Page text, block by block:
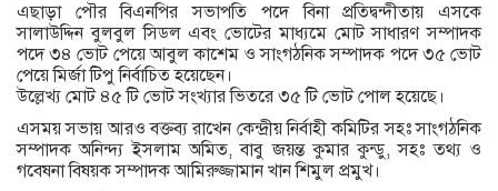
এছাড়া পৌর বিএনপির সভাপতি পদে বিনা প্রতিদ্বন্দীতায় এসকে
সালাউদ্দিন বুলবুল সিডল এবং ভোটের মাধ্যমে মোট সাধারণ সম্পাদক
পদে ৩৪ ভোট পেয়ে আবুল কাশেম ও সাংগঠনিক সম্পাদক পদে ৩৫ ভোট
পেয়ে মির্জা টিপু নির্বাচিত হয়েছেন।
উল্লেখ্য মোট ৪৫ টি ভোট সংখ্যার ভিতরে ৩৫ টি ভোট পোল হয়েছে।
এসময় সভায় আরও বক্তব্য রাখেন কেন্দ্রীয় নির্বাহী কমিটির সহঃ সাংগঠনিক
সম্পাদক অনিন্দ্য ইসলাম অমিত, বাবু জয়ন্ত কুমার কুন্ডু, সহঃ তথ্য ও
গবেষনা বিষয়ক সম্পাদক আমিরুজ্জামান খান শিমুল প্রমুখ।